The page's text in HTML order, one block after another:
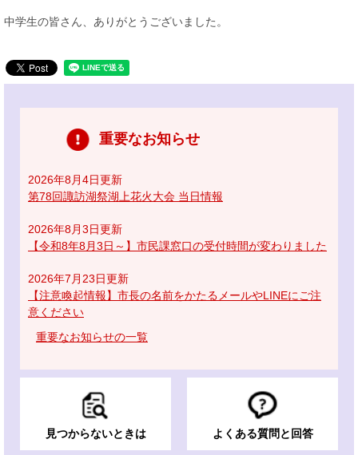
中学生の皆さん、ありがとうございました。
重要なお知らせ
2026年8月4日更新
第78回諏訪湖祭湖上花火大会 当日情報
2026年8月3日更新
【令和8年8月3日～】市民課窓口の受付時間が変わりました
2026年7月23日更新
【注意喚起情報】市長の名前をかたるメールやLINEにご注
意ください
重要なお知らせの一覧
見つからないときは よくある質問と回答